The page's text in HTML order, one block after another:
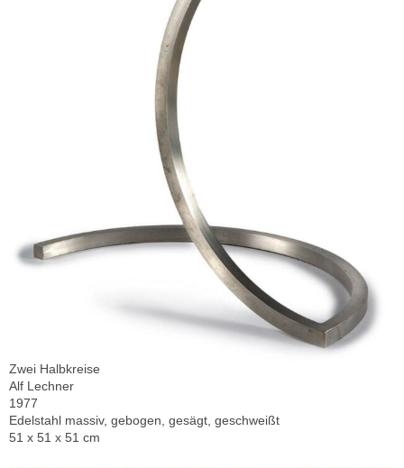
Zwei Halbkreise
Alf Lechner
1977
Edelstahl massiv, gebogen, gesägt, geschweißt
51 x 51 x 51 cm